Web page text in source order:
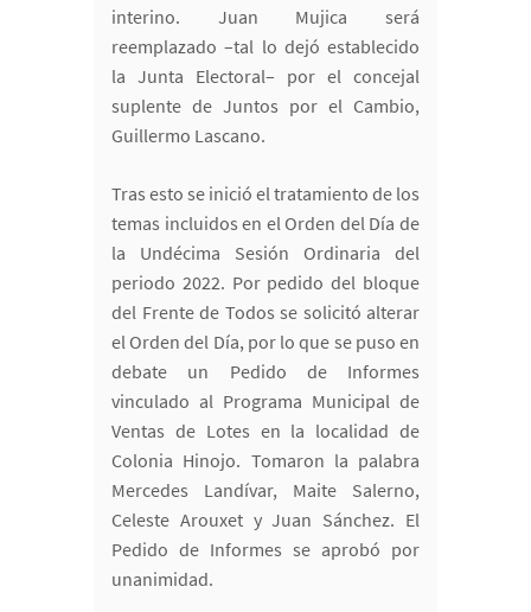
interino. Juan Mujica será
reemplazado –tal lo dejó establecido
la Junta Electoral– por el concejal
suplente de Juntos por el Cambio,
Guillermo Lascano.
Tras esto se inició el tratamiento de los
temas incluidos en el Orden del Día de
la Undécima Sesión Ordinaria del
periodo 2022. Por pedido del bloque
del Frente de Todos se solicitó alterar
el Orden del Día, por lo que se puso en
debate un Pedido de Informes
vinculado al Programa Municipal de
Ventas de Lotes en la localidad de
Colonia Hinojo. Tomaron la palabra
Mercedes Landívar, Maite Salerno,
Celeste Arouxet y Juan Sánchez. El
Pedido de Informes se aprobó por
unanimidad.